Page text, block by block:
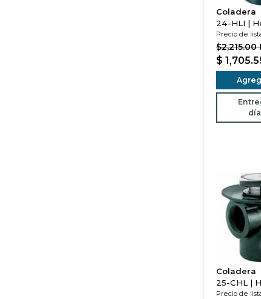
Coladera
24-HLI |
Precio de
$2,215.00
$
Coladera
25-CHL |
Precio de